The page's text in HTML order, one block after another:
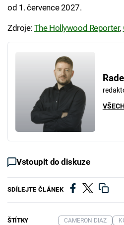
od 1. července 2027.
Zdroje: The Hollywood Reporter,
Vstoupit do diskuze
SDÍLEJTE ČLÁNEK
ŠTÍTKY CAMERON DIAZ